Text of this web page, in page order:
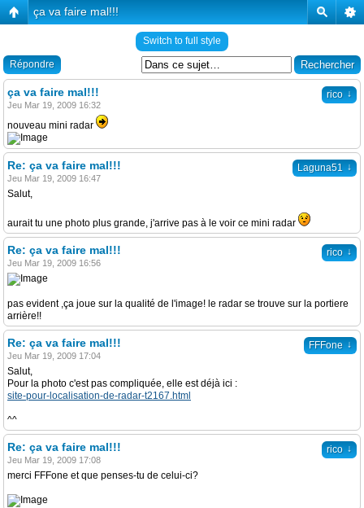
ça va faire mal!!!
Switch to full style
Répondre
rico ↓
ça va faire mal!!!
Jeu Mar 19, 2009 16:32
nouveau mini radar
Laguna51 ↓
Re: ça va faire mal!!!
Jeu Mar 19, 2009 16:47
Salut,
aurait tu une photo plus grande, j'arrive pas à le voir ce mini radar
rico ↓
Re: ça va faire mal!!!
Jeu Mar 19, 2009 16:56
pas evident ,ça joue sur la qualité de l'image! le radar se trouve sur la portiere
arrière!!
FFFone ↓
Re: ça va faire mal!!!
Jeu Mar 19, 2009 17:04
Salut,
Pour la photo c'est pas compliquée, elle est déjà ici :
site-pour-localisation-de-radar-t2167.html
^^
rico ↓
Re: ça va faire mal!!!
Jeu Mar 19, 2009 17:08
merci FFFone et que penses-tu de celui-ci?